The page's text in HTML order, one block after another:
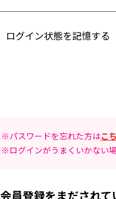
ログイン状態を記憶する
※パスワードを忘れた方はこ
※ログインがうまくいかない
会員登録をまだされて